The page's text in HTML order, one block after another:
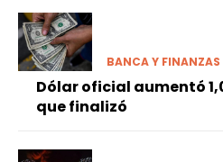
BANCA Y FINANZAS
Dólar oficial aumentó
que finalizó